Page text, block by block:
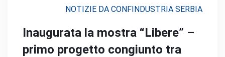
NOTIZIE DA CONFINDUSTRIA SERBIA
Inaugurata la mostra “Libere” –
primo progetto congiunto tra